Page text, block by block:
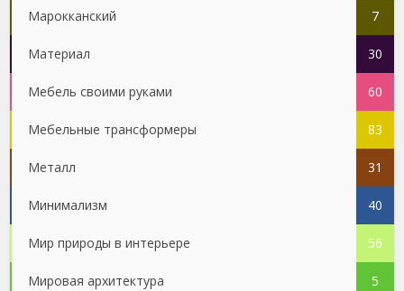
Марокканский 7
Материал 30
Мебель своими руками 60
Мебельные трансформеры 83
Металл 31
Минимализм 40
Мир природы в интерьере 56
Мировая архитектура 5